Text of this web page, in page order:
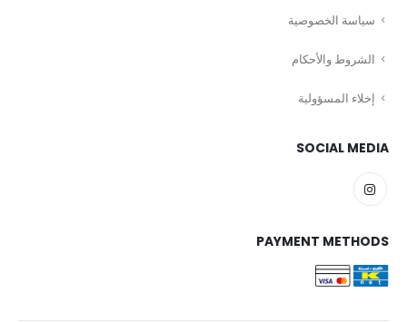
سياسة الخصوصية
الشروط والأحكام
إخلاء المسؤولية
SOCIAL MEDIA
PAYMENT METHODS